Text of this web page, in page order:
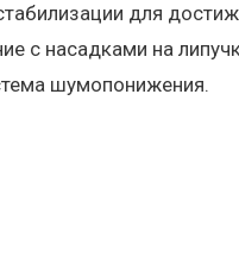
для
с насадками на
шумопонижения.